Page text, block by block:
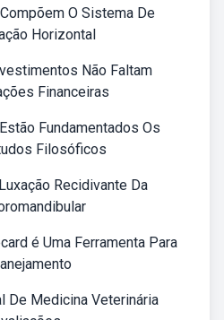
O Sistema De
Horizontal
Não Faltam
Financeiras
Fundamentados Os
Filosóficos
Recidivante Da
é Uma Ferramenta Para
De Medicina Veterinária